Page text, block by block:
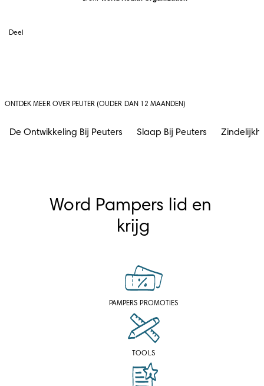
Deel
ONTDEK MEER OVER PEUTER (OUDER DAN 12 MAANDEN)
De Ontwikkeling Bij Peuters Slaap Bij Peuters
Word Pampers lid en
krijg
PAMPERS PROMOTIES
TOOLS